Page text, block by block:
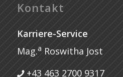
Kontakt
Karriere-Service
Mag.a Roswitha Jost
+43 463 2700 9317